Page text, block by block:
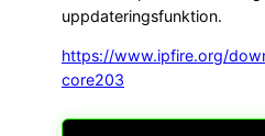
uppdateringsfunktion.
https://www.ipfire.org/
core203